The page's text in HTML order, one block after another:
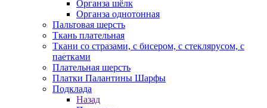
Органза шёлк
Органза однотонная
Пальтовая шерсть
Ткань плательная
Ткани со стразами, с бисером, с стеклярусом, с
паетками
Плательная шерсть
Платки Палантины Шарфы
Подклада
Назад